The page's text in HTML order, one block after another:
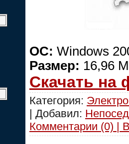
ОС: Windows
Размер: 16,96
Скачать на
Категория:
| Добавил:
Комментарии (0) |